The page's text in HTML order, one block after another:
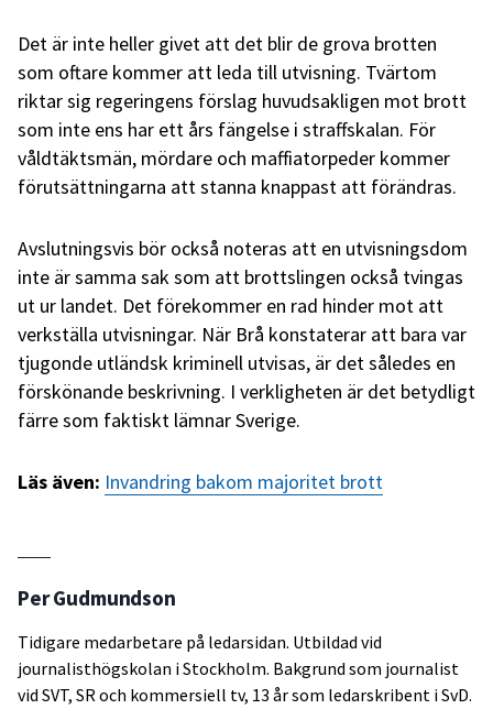
Det är inte heller givet att det blir de grova brotten
som oftare kommer att leda till utvisning. Tvärtom
riktar sig regeringens förslag huvudsakligen mot brott
som inte ens har ett års fängelse i straffskalan. För
våldtäktsmän, mördare och maffiatorpeder kommer
förutsättningarna att stanna knappast att förändras.
Avslutningsvis bör också noteras att en utvisningsdom
inte är samma sak som att brottslingen också tvingas
ut ur landet. Det förekommer en rad hinder mot att
verkställa utvisningar. När Brå konstaterar att bara var
tjugonde utländsk kriminell utvisas, är det således en
förskönande beskrivning. I verkligheten är det betydligt
färre som faktiskt lämnar Sverige.
Läs även: Invandring bakom majoritet brott
Per Gudmundson
Tidigare medarbetare på ledarsidan. Utbildad vid
journalisthögskolan i Stockholm. Bakgrund som journalist
vid SVT, SR och kommersiell tv, 13 år som ledarskribent i SvD.